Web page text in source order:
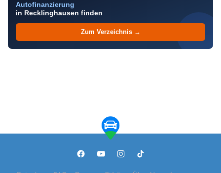
Autofinanzierung
in Recklinghausen finden
Zum Verzeichnis →